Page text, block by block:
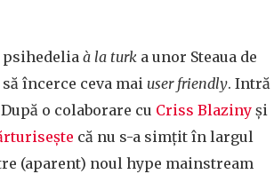
à la turk a unor Steaua de
încerce ceva mai user friendly. Intră
o colaborare cu Criss Blaziny și
că nu s-a simțit în largul
(aparent) noul hype mainstream